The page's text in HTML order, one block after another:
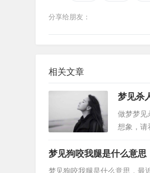
分享给朋友：
相关文章
梦见杀
做梦梦见
想象，请
大全。
梦见狗咬我腿是什么意思
梦见狗咬我腿是什么意思，最